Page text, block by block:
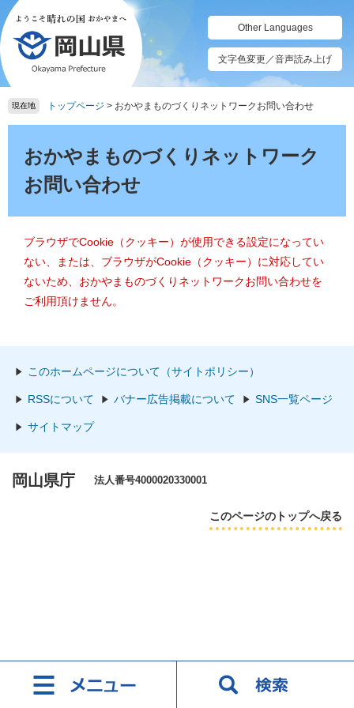
ペ
ー
ジ
の
先
頭
す。
メ
ニ
ュ
ー
を
飛
し
Other Languages
文字色変更／音声読み上げ
現在地 トップページ > おかやまものづくりネットワークお問い合わせ
おかやまものづくりネットワーク
お問い合わせ
ブラウザでCookie（クッキー）が使用できる設定になってい
ない、または、ブラウザがCookie（クッキー）に対応してい
ないため、おかやまものづくりネットワークお問い合わせを
ご利用頂けません。
このホームページについて（サイトポリシー）
RSSについて バナー広告掲載について SNS一覧ページ
サイトマップ
岡山県庁 法人番号4000020330001
このページのトップへ戻る